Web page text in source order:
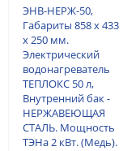
ЭНВ-НЕРЖ-50,
Габариты 858 х 433
х 250 мм.
Электрический
водонагреватель
ТЕПЛОКС 50 л,
Внутренний бак -
НЕРЖАВЕЮЩАЯ
СТАЛЬ. Мощность
ТЭНа 2 кВт. (Медь).